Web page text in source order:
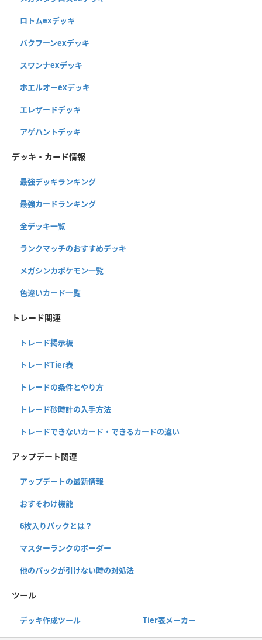
ロトムexデッキ
バクフーンexデッキ
スワンナexデッキ
ホエルオーexデッキ
エレザードデッキ
アゲハントデッキ
デッキ・カード情報
最強デッキランキング
最強カードランキング
全デッキ一覧
ランクマッチのおすすめデッキ
メガシンカポケモン一覧
色違いカード一覧
トレード関連
トレード掲示板
トレードTier表
トレードの条件とやり方
トレード砂時計の入手方法
トレードできないカード・できるカードの違い
アップデート関連
アップデートの最新情報
おすそわけ機能
6枚入りパックとは？
マスターランクのボーダー
他のパックが引けない時の対処法
ツール
デッキ作成ツール Tier表メーカー